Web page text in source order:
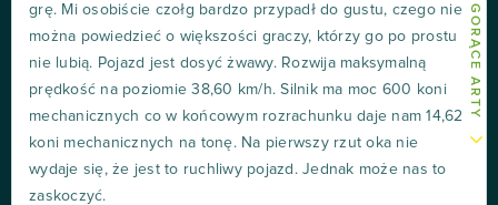
GORĄCE ARTY
grę. Mi osobiście czołg bardzo przypadł do gustu, czego nie
można powiedzieć o większości graczy, którzy go po prostu
nie lubią. Pojazd jest dosyć żwawy. Rozwija maksymalną
prędkość na poziomie 38,60 km/h. Silnik ma moc 600 koni
mechanicznych co w końcowym rozrachunku daje nam 14,62
koni mechanicznych na tonę. Na pierwszy rzut oka nie
wydaje się, że jest to ruchliwy pojazd. Jednak może nas to
zaskoczyć.